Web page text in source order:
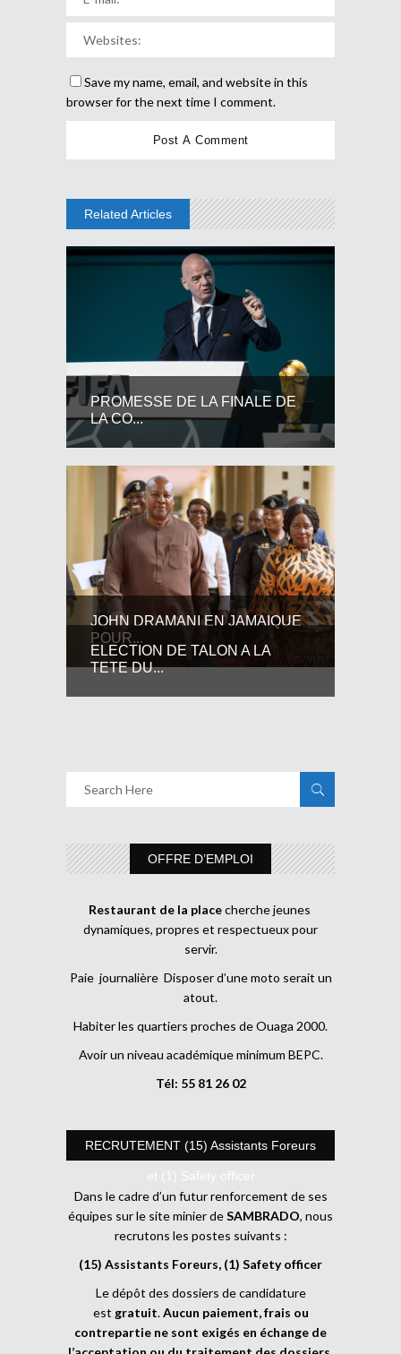
Save my name, email, and website in this
browser for the next time I comment.
Related Articles
PROMESSE DE LA FINALE DE
LA CO...
JOHN DRAMANI EN JAMAIQUE
POUR...
ELECTION DE TALON A LA
TETE DU...
OFFRE D’EMPLOI
Restaurant de la placecherche jeunes
dynamiques, propres et respectueux pour
servir.
Paie journalière Disposer d’une moto serait un
atout.
Habiter les quartiers proches de Ouaga 2000.
Avoir un niveau académique minimum BEPC.
Tél: 55 81 26 02
RECRUTEMENT (15) Assistants Foreurs
et (1) Safety officer
Dans le cadre d’un futur renforcement de ses
équipes sur le site minier deSAMBRADO, nous
recrutons les postes suivants :
(15) Assistants Foreurs, (1) Safety officer
Le dépôt des dossiers de candidature
est gratuit.Aucun paiement, frais ou
contrepartie ne sont exigés en échange de